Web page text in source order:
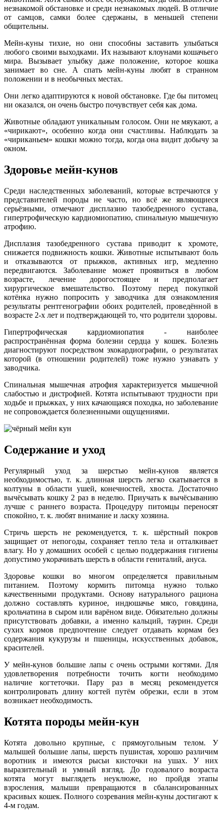
незнакомой обстановке и среди незнакомых людей. В отличие
от самцов, самки более сдержаны, в меньшей степени
общительны.
Мейн-куны тихие, но они способны заставить улыбаться
любого своими выходками. Их называют клоунами кошачьего
мира. Вызывает улыбку даже положение, которое кошка
занимает во сне. А спать мейн-куны любят в странном
положении и в необычных местах.
Они легко адаптируются к новой обстановке. Где бы питомец
ни оказался, он очень быстро почувствует себя как дома.
Животные обладают уникальным голосом. Они не мяукают, а
«чирикают», особенно когда они счастливы. Наблюдать за
«чириканьем» кошки можно тогда, когда она видит добычу за
окном.
Здоровье мейн-кунов
Среди наследственных заболеваний, которые встречаются у
представителей породы не часто, но всё же являющиеся
серьёзными, отмечают дисплазию тазобедренного сустава,
гипертрофическую кардиомиопатию, спинальную мышечную
атрофию.
Дисплазия тазобедренного сустава приводит к хромоте,
снижается подвижность кошки. Животные испытывают боль
и отказываются от прыжков, активных игр, медленно
передвигаются. Заболевание может проявиться в любом
возрасте, лечение дорогостоящее и предполагает
хирургическое вмешательство. Поэтому перед покупкой
котёнка нужно попросить у заводчика для ознакомления
результаты рентгенографии обоих родителей, проведённой в
возрасте 2-х лет и подтверждающей то, что родители здоровы.
Гипертрофическая кардиомиопатия - наиболее
распространённая форма болезни сердца у кошек. Болезнь
диагностируют посредством эхокардиографии, о результатах
которой (в отношении родителей) тоже нужно узнавать у
заводчика.
Спинальная мышечная атрофия характеризуется мышечной
слабостью и дистрофией. Котята испытывают трудности при
ходьбе и прыжках, у них качающаяся походка, но заболевание
не сопровождается болезненными ощущениями.
Содержание и уход
Регулярный уход за шерстью мейн-кунов является
необходимостью, т. к. длинная шерсть легко скатывается в
колтуны в области ушей, конечностей, хвоста. Достаточно
вычёсывать кошку 2 раз в неделю. Приучать к вычёсыванию
лучше с раннего возраста. Процедуру питомцы переносят
спокойно, т. к. любят внимание и ласку хозяина.
Стричь шерсть не рекомендуется, т. к. шёрстный покров
защищает от непогоды, сохраняет тепло тела и отталкивает
влагу. Но у домашних особей с целью поддержания гигиены
допустимо укорачивать шерсть в области гениталий, ануса.
Здоровье кошки во многом определяется правильным
питанием. Поэтому кормить питомца нужно только
качественными продуктами. Основу натурального рациона
должно составлять куриное, индюшачье мясо, говядина,
крольчатина в сыром или варёном виде. Обязательно должны
присутствовать добавки, а именно кальций, таурин. Среди
сухих кормов предпочтение следует отдавать кормам без
содержания кукурузы и пшеницы, искусственных добавок,
красителей.
У мейн-кунов большие лапы с очень острыми когтями. Для
удовлетворения потребности точить когти необходимо
наличие когтеточки. Пару раз в месяц рекомендуется
контролировать длину когтей путём обрезки, если в этом
возникает необходимость.
Котята породы мейн-кун
Котята довольно крупные, с прямоугольным телом. У
малышей большие лапы, шерсть пушистая, хорошо различим
воротник и имеются рысьи кисточки на ушах. У них
выразительный и умный взгляд. До годовалого возраста
котята могут выглядеть неуклюже, но пройдя этапы
взросления, малыши превращаются в сбалансированных
красивых кошек. Полного созревания мейн-куны достигают к
4-м годам.